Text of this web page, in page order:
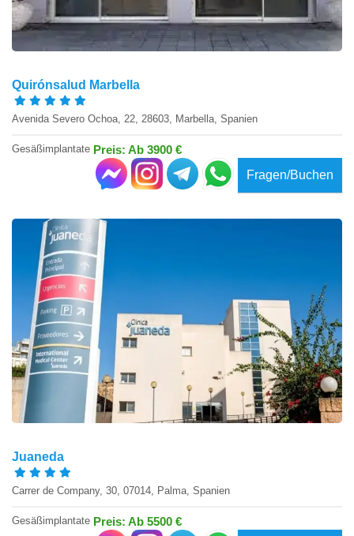
Quirónsalud Marbella
Avenida Severo Ochoa, 22, 28603, Marbella, Spanien
Gesäßimplantate Preis: Ab 3900 €
Fragen/Buchen
Juaneda
Carrer de Company, 30, 07014, Palma, Spanien
Gesäßimplantate Preis: Ab 5500 €